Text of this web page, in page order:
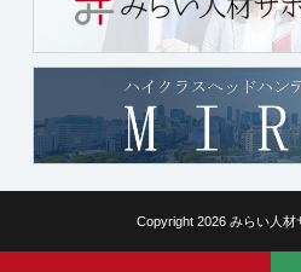
Copyright 2026 みらい人材